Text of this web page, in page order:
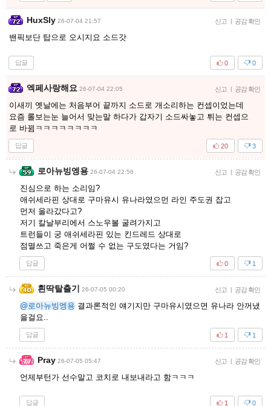
HuxSly 26-07-04 21:57 신고 | 공감 확인
밴픽보단 탑으로 오시지요 소드갓
답글 0
0
엑페사랑해요 26-07-04 22:05 신고 | 공감 확인
이새끼 옛날에는 처음부어 끝까지 소드로 개소리하는 컨셉이었는데
요즘 롤보는눈 늘어서 맞는말 하다가 갑자기 소드싸놓고 튀는 컨셉으
로 바뀜ㅋㅋㅋㅋㅋㅋㅋㅋ
답글 3
20
로아뉴빙엥용 26-07-04 22:56 신고 | 공감 확인
진심으로 하는 소리임?
애쉬세라핀 상대로 구마유시 유나라였으먼 라인 주도권 잡고
먼저 올라갔다고?
저기 칼날부리에서 스노우볼 굴려가지고
트런들이 궁 애쉬세라핀 있는 킨드레드 상대로
점멸쓰고 죽은게 어쩔 수 없는 구도였다는 거임?
답글 1
0
흰딱탈출기 26-07-05 00:20 신고 | 공감 확인
@로아뉴빙엥용 결과론적인 얘기지만 구마유시였으면 유나라 안꺼냈
을걸요..
답글 1
1
Pray 26-07-05 05:47 신고 | 공감 확인
언제부턴가 선수말고 코치로 내보내라고 함ㅋㅋㅋ
답글 0
1